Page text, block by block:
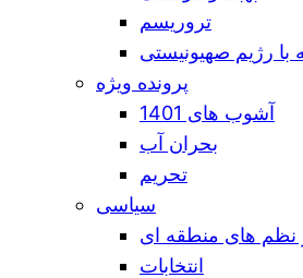
تروریسم
با رژیم صهیونیستی
پرونده ویژه
آشوب های 1401
بحران آب
تحریم
سیاسی
نظم های منطقه ای
انتخابات